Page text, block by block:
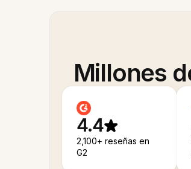
Millones
4.4
2,100+ reseñas en
G2